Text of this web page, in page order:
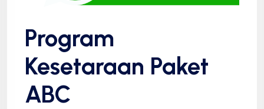
Program
Kesetaraan Paket
ABC